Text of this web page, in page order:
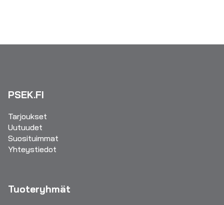
PSEK.FI
Tarjoukset
Uutuudet
Suosituimmat
Yhteystiedot
Tuoteryhmät